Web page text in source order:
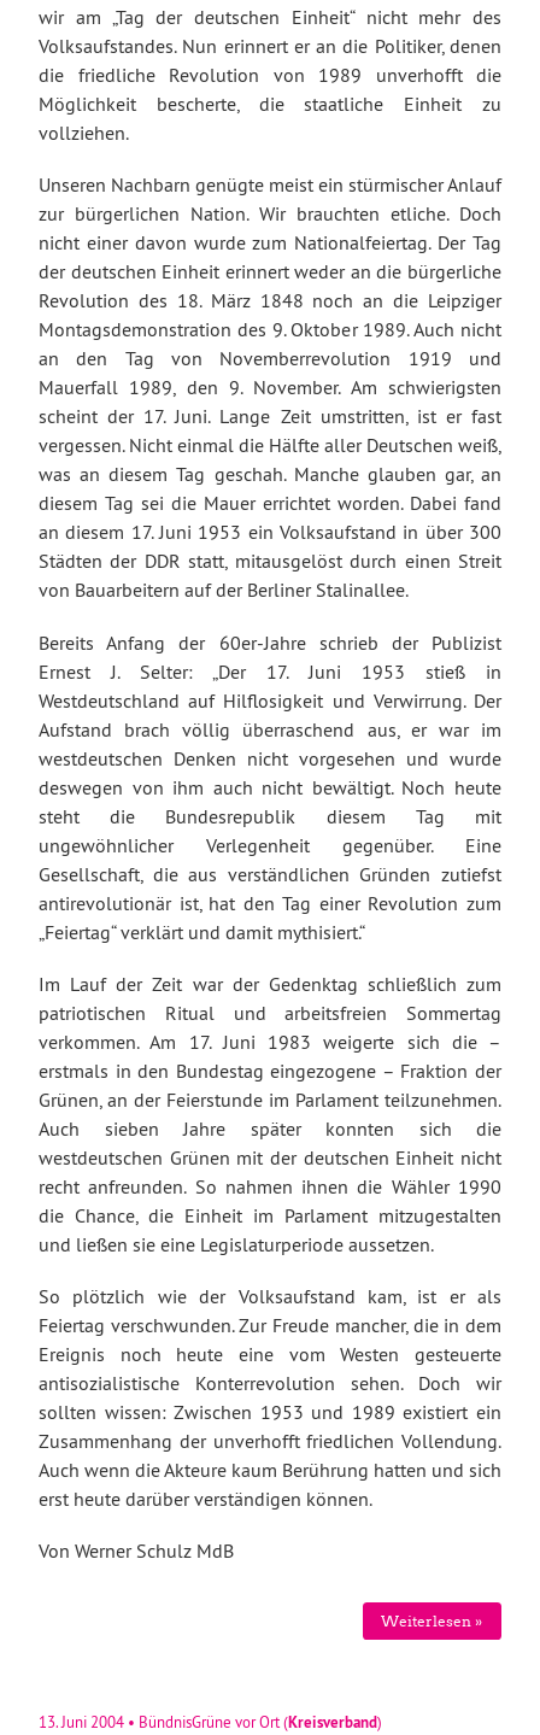
wir am „Tag der deutschen Einheit“ nicht mehr des
Volksaufstandes. Nun erinnert er an die Politiker, denen
die friedliche Revolution von 1989 unverhofft die
Möglichkeit bescherte, die staatliche Einheit zu
vollziehen.
Unseren Nachbarn genügte meist ein stürmischer Anlauf
zur bürgerlichen Nation. Wir brauchten etliche. Doch
nicht einer davon wurde zum Nationalfeiertag. Der Tag
der deutschen Einheit erinnert weder an die bürgerliche
Revolution des 18. März 1848 noch an die Leipziger
Montagsdemonstration des 9. Oktober 1989. Auch nicht
an den Tag von Novemberrevolution 1919 und
Mauerfall 1989, den 9. November. Am schwierigsten
scheint der 17. Juni. Lange Zeit umstritten, ist er fast
vergessen. Nicht einmal die Hälfte aller Deutschen weiß,
was an diesem Tag geschah. Manche glauben gar, an
diesem Tag sei die Mauer errichtet worden. Dabei fand
an diesem 17. Juni 1953 ein Volksaufstand in über 300
Städten der DDR statt, mitausgelöst durch einen Streit
von Bauarbeitern auf der Berliner Stalinallee.
Bereits Anfang der 60er-Jahre schrieb der Publizist
Ernest J. Selter: „Der 17. Juni 1953 stieß in
Westdeutschland auf Hilflosigkeit und Verwirrung. Der
Aufstand brach völlig überraschend aus, er war im
westdeutschen Denken nicht vorgesehen und wurde
deswegen von ihm auch nicht bewältigt. Noch heute
steht die Bundesrepublik diesem Tag mit
ungewöhnlicher Verlegenheit gegenüber. Eine
Gesellschaft, die aus verständlichen Gründen zutiefst
antirevolutionär ist, hat den Tag einer Revolution zum
„Feiertag“ verklärt und damit mythisiert.“
Im Lauf der Zeit war der Gedenktag schließlich zum
patriotischen Ritual und arbeitsfreien Sommertag
verkommen. Am 17. Juni 1983 weigerte sich die –
erstmals in den Bundestag eingezogene – Fraktion der
Grünen, an der Feierstunde im Parlament teilzunehmen.
Auch sieben Jahre später konnten sich die
westdeutschen Grünen mit der deutschen Einheit nicht
recht anfreunden. So nahmen ihnen die Wähler 1990
die Chance, die Einheit im Parlament mitzugestalten
und ließen sie eine Legislaturperiode aussetzen.
So plötzlich wie der Volksaufstand kam, ist er als
Feiertag verschwunden. Zur Freude mancher, die in dem
Ereignis noch heute eine vom Westen gesteuerte
antisozialistische Konterrevolution sehen. Doch wir
sollten wissen: Zwischen 1953 und 1989 existiert ein
Zusammenhang der unverhofft friedlichen Vollendung.
Auch wenn die Akteure kaum Berührung hatten und sich
erst heute darüber verständigen können.
Von Werner Schulz MdB
Weiterlesen »
13. Juni 2004 • BündnisGrüne vor Ort(Kreisverband)